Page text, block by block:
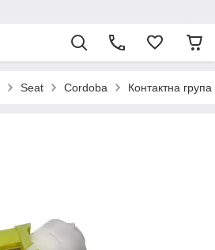
Seat Cordoba Контактна